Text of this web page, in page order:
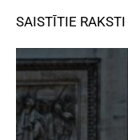
SAISTĪTIE RAKSTI